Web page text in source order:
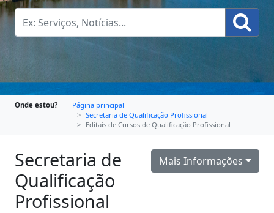
Onde estou?
Página principal
Secretaria de Qualificação Profissional
Editais de Cursos de Qualificação Profissional
Mais Informações
Secretaria de
Qualificação
Profissional